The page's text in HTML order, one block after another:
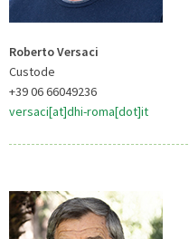
Roberto Versaci
Custode
+39 06 66049236
versaci[at]dhi-roma[dot]it